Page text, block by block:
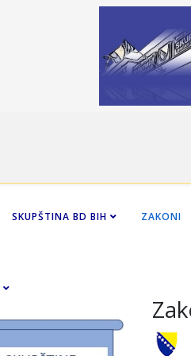
SKUPŠTINA BD BIH ZAKONI